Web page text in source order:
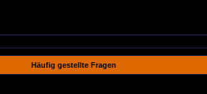
Häufig gestellte Fragen